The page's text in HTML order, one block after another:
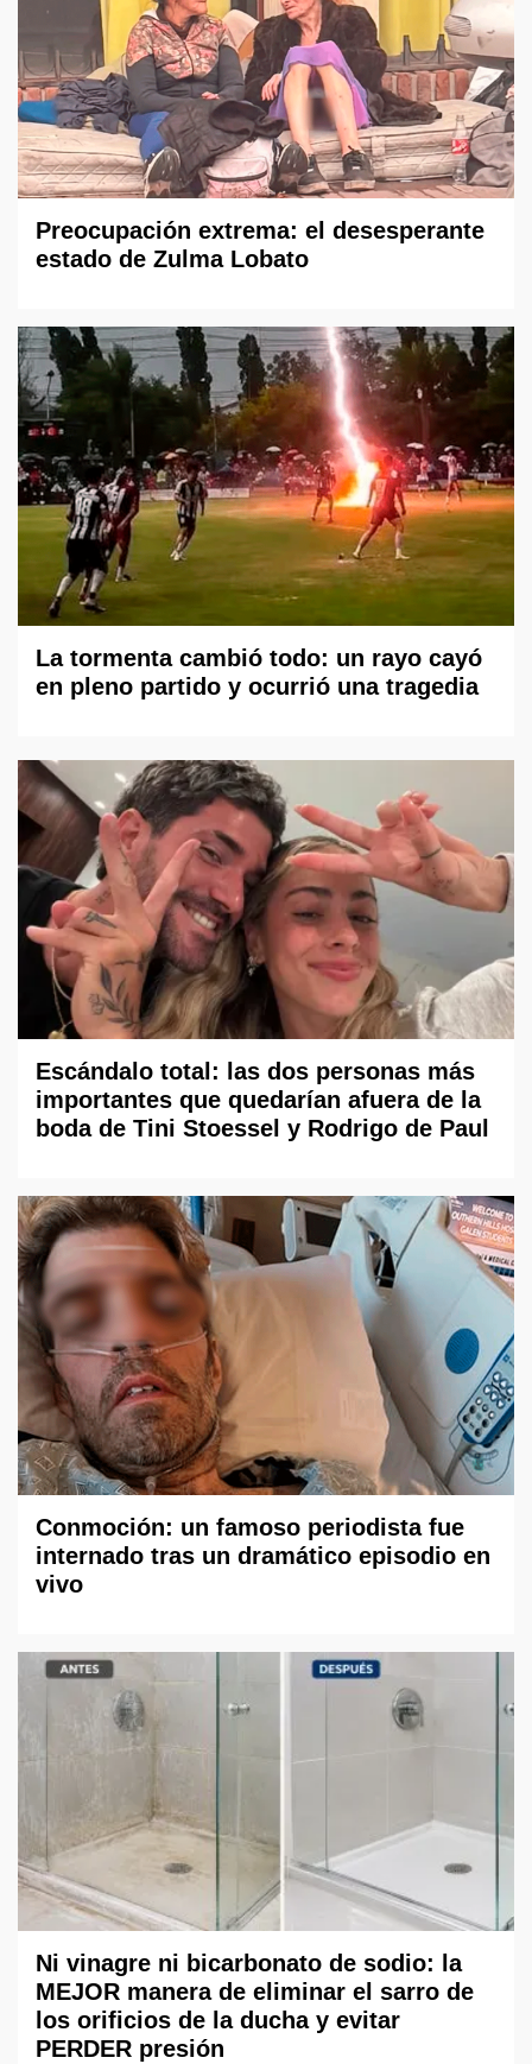
Preocupación extrema: el desesperante
estado de Zulma Lobato
La tormenta cambió todo: un rayo cayó
en pleno partido y ocurrió una tragedia
Escándalo total: las dos personas más
importantes que quedarían afuera de la
boda de Tini Stoessel y Rodrigo de Paul
Conmoción: un famoso periodista fue
internado tras un dramático episodio en
vivo
Ni vinagre ni bicarbonato de sodio: la
MEJOR manera de eliminar el sarro de
los orificios de la ducha y evitar
PERDER presión